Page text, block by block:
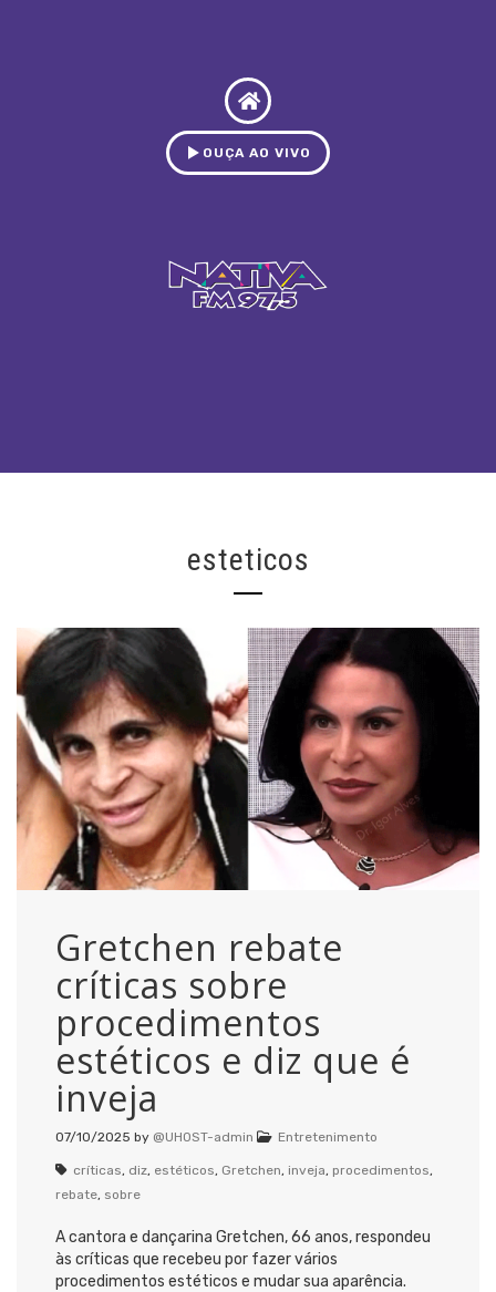
OUÇA AO VIVO
esteticos
Gretchen rebate
críticas sobre
procedimentos
estéticos e diz que é
inveja
07/10/2025 by @UHOST-admin Entretenimento
críticas, diz, estéticos, Gretchen, inveja, procedimentos,
rebate, sobre
A cantora e dançarina Gretchen, 66 anos, respondeu
às críticas que recebeu por fazer vários
procedimentos estéticos e mudar sua aparência.